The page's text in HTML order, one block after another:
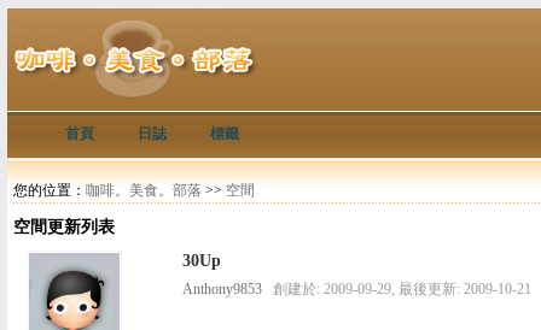
首頁 日誌 標籤
您的位置： 咖啡。美食。部落 >> 空間
空間更新列表
30Up
Anthony9853 創建於: 2009-09-29, 最後更新: 2009-10-21